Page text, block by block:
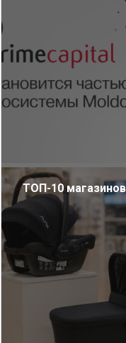
ТОП-10